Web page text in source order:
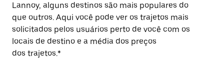
Lannoy, alguns destinos são mais populares do
que outros. Aqui você pode ver os trajetos mais
solicitados pelos usuários perto de você com os
locais de destino e a média dos preços
dos trajetos.*